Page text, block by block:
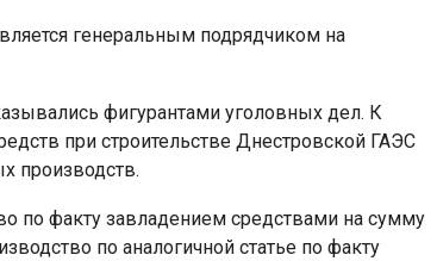
генеральным подрядчиком на
фигурантами уголовных дел. К
при строительстве Днестровской ГАЭС
производств.
по факту завладением средствами на сумму
по аналогичной статье по факту